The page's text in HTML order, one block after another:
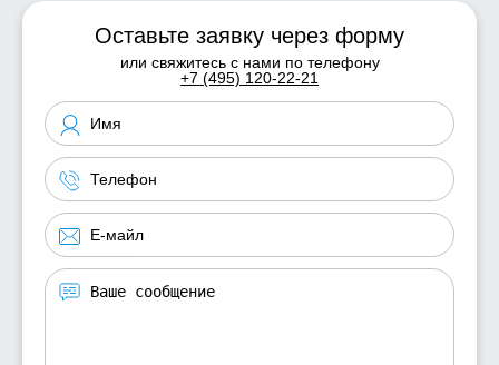
Оставьте заявку через форму
или свяжитесь с нами по телефону
+7 (495) 120-22-21